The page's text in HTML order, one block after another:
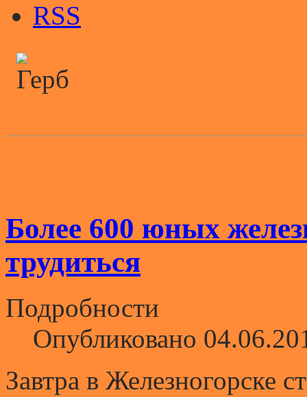
RSS
Более 600 юных
трудиться
Подробности
Опубликовано
Завтра в Железногорске